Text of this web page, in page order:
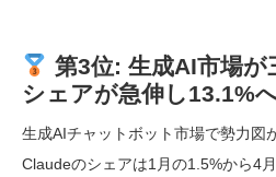
第3位: 生成AI市場
シェアが急伸し13.1%
生成AIチャットボット市場で勢力図
Claudeのシェアは1月の1.5%から4